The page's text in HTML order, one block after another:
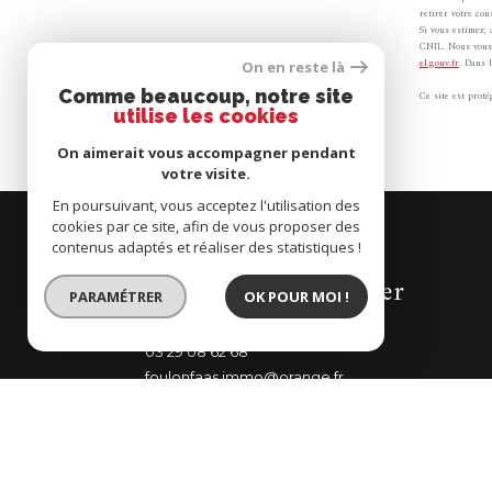
retirer votre
Si vous
CNIL. Nous
el.gouv.fr. Dans
Ce site est
Foulon Faas Immobilier
03 29 08 62 68
foulonfaas.immo@orange.fr
On en reste là
Comme beaucoup, notre site
utilise les cookies
On aimerait vous accompagner pendant
votre visite.
En poursuivant, vous acceptez l'utilisation des
cookies par ce site, afin de vous proposer des
contenus adaptés et réaliser des statistiques !
PARAMÉTRER OK POUR MOI !